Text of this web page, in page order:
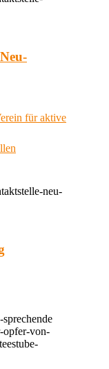
für aktive
neu-
opfer-von-